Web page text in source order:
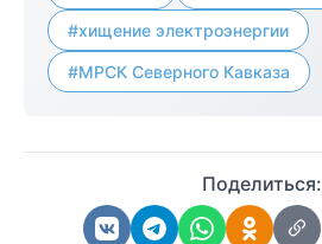
#хищение электроэнергии
#МРСК Северного Кавказа
Поделиться: